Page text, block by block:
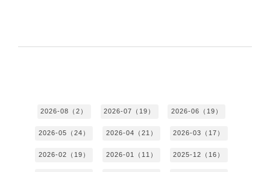
2026-08（2） 2026-07（19） 2026-06（19）
2026-05（24） 2026-04（21） 2026-03（17）
2026-02（19） 2026-01（11） 2025-12（16）